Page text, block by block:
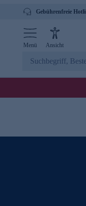
Gebührenfreie
Menü Ansicht